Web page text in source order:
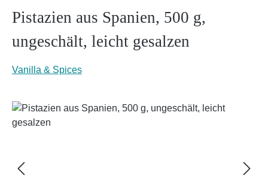
Pistazien aus Spanien, 500 g,
ungeschält, leicht gesalzen
Vanilla & Spices
Bildergalerie überspringen